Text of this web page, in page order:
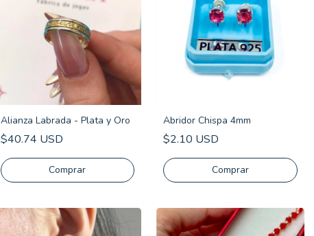
Alianza Labrada - Plata y Oro
$40.74 USD
Comprar
Abridor Chispa 4mm
$2.10 USD
Comprar